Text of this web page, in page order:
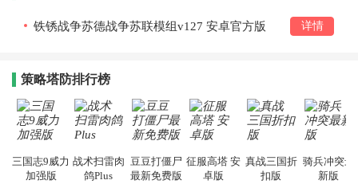
铁锈战争苏德战争苏联模组v127 安卓官方版 详情
策略塔防排行榜
三国志9威力
加强版
战术扫雷肉
鸽Plus
豆豆打僵尸
最新免费版
征服高塔 安
卓版
真战三国折
扣版
骑兵冲突最
新版